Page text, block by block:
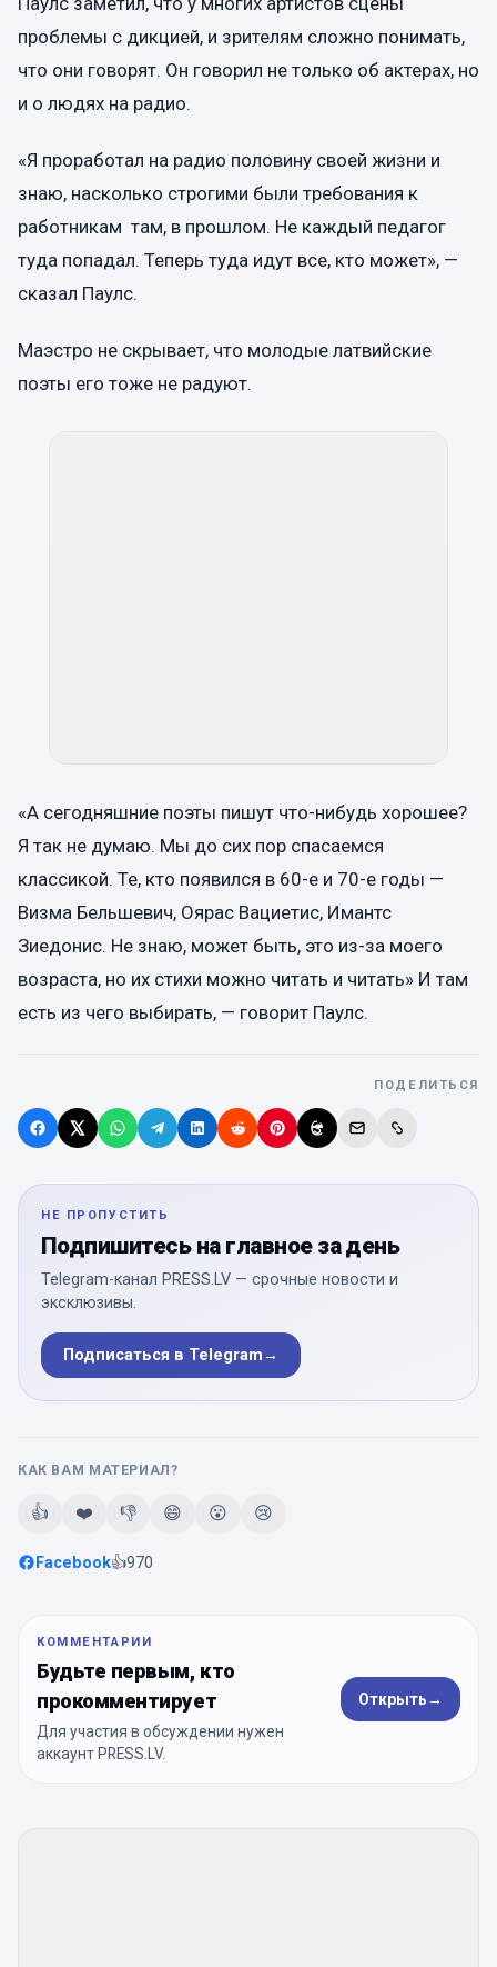
проблемы с дикцией, и зрителям сложно понимать,
что они говорят. Он говорил не только об актерах, но
и о людях на радио.
«Я проработал на радио половину своей жизни и
знаю, насколько строгими были требования к
работникам там, в прошлом. Не каждый педагог
туда попадал. Теперь туда идут все, кто может», —
сказал Паулс.
Маэстро не скрывает, что молодые латвийские
поэты его тоже не радуют.
«А сегодняшние поэты пишут что-нибудь хорошее?
Я так не думаю. Мы до сих пор спасаемся
классикой. Те, кто появился в 60-е и 70-е годы —
Визма Бельшевич, Оярас Вациетис, Имантс
Зиедонис. Не знаю, может быть, это из-за моего
возраста, но их стихи можно читать и читать» И там
есть из чего выбирать, — говорит Паулс.
ПОДЕЛИТЬСЯ
НЕ ПРОПУСТИТЬ
Подпишитесь на главное за день
Telegram-канал PRESS.LV — срочные новости и
эксклюзивы.
Подписаться в Telegram→
КАК ВАМ МАТЕРИАЛ?
👍 ❤️ 👎 😄 😮 😢
Facebook👍970
КОММЕНТАРИИ
Будьте первым, кто
прокомментирует
Для участия в обсуждении нужен
аккаунт PRESS.LV.
Открыть→